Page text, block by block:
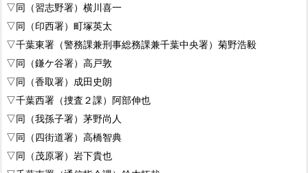
▽同（習志野署）横川喜一
▽同（印西署）町塚英太
▽千葉東署（警務課兼刑事総務課兼千葉中央署）菊野浩毅
▽同（鎌ケ谷署）高戸敦
▽同（香取署）成田史朗
▽千葉西署（捜査２課）阿部伸也
▽同（我孫子署）茅野尚人
▽同（四街道署）高橋智典
▽同（茂原署）岩下貴也